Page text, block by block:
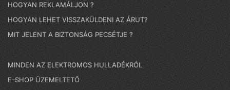
HOGYAN REKLAMÁLJON ?
HOGYAN LEHET VISSZAKÜLDENI AZ ÁRUT?
MIT JELENT A BIZTONSÁG PECSÉTJE ?
MINDEN AZ ELEKTROMOS HULLADÉKRÓL
E-SHOP ÜZEMELTETŐ